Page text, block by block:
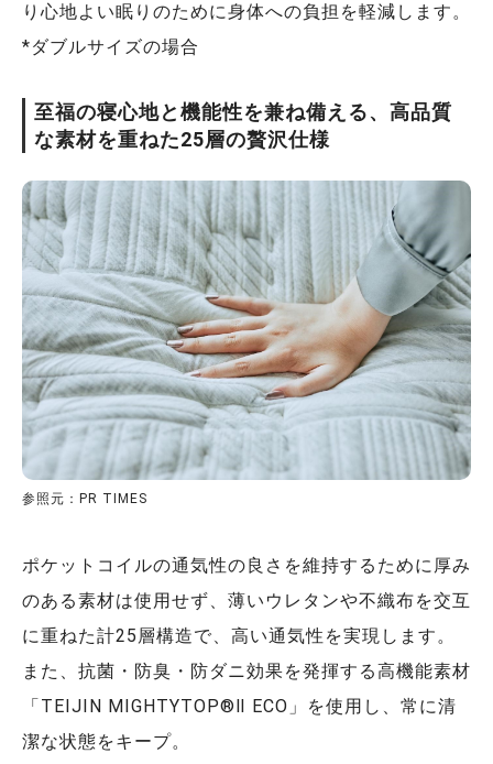
り心地よい眠りのために身体への負担を軽減します。
*ダブルサイズの場合
至福の寝心地と機能性を兼ね備える、高品質
な素材を重ねた25層の贅沢仕様
参照元：PR TIMES
ポケットコイルの通気性の良さを維持するために厚み
のある素材は使用せず、薄いウレタンや不織布を交互
に重ねた計25層構造で、高い通気性を実現します。
また、抗菌・防臭・防ダニ効果を発揮する高機能素材
「TEIJIN MIGHTYTOP®Ⅱ ECO」を使用し、常に清
潔な状態をキープ。